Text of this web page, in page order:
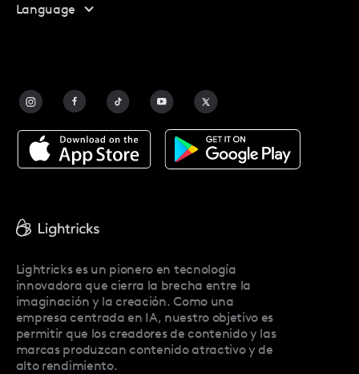
Programa De Afiliados
Facetune Alternatives
Acerca De Facetune
Facetune Reviews
Language
Lightricks es un pionero en tecnología
innovadora que cierra la brecha entre la
imaginación y la creación. Como una
empresa centrada en IA, nuestro objetivo es
permitir que los creadores de contenido y las
marcas produzcan contenido atractivo y de
alto rendimiento.